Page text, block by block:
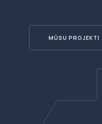
MŪSU PROJEKTI